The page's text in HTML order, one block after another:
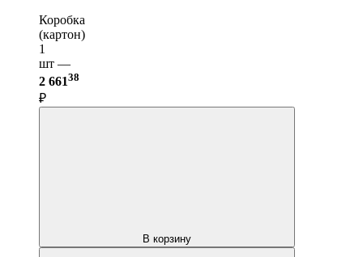
Коробка
(картон)
1
шт —
2 66138
₽
В корзину